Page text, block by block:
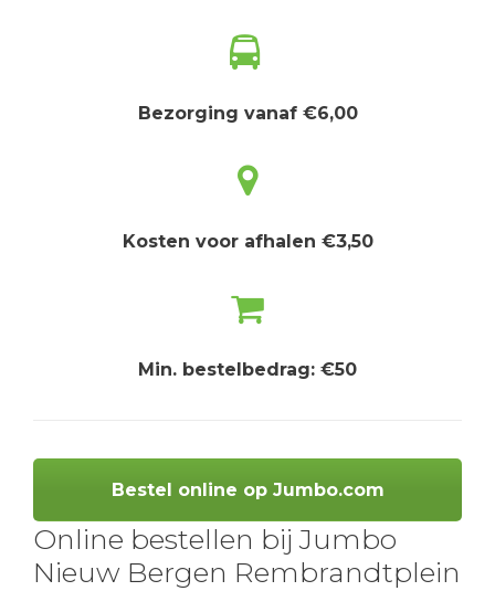
Bezorging vanaf €6,00
Kosten voor afhalen €3,50
Min. bestelbedrag: €50
Bestel online op Jumbo.com
Online bestellen bij Jumbo
Nieuw Bergen Rembrandtplein